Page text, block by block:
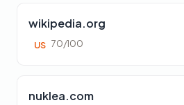
wikipedia.org
US 70/100
nuklea.com